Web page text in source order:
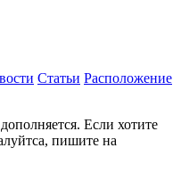
Статьи Расположение
Если хотите
пишите на